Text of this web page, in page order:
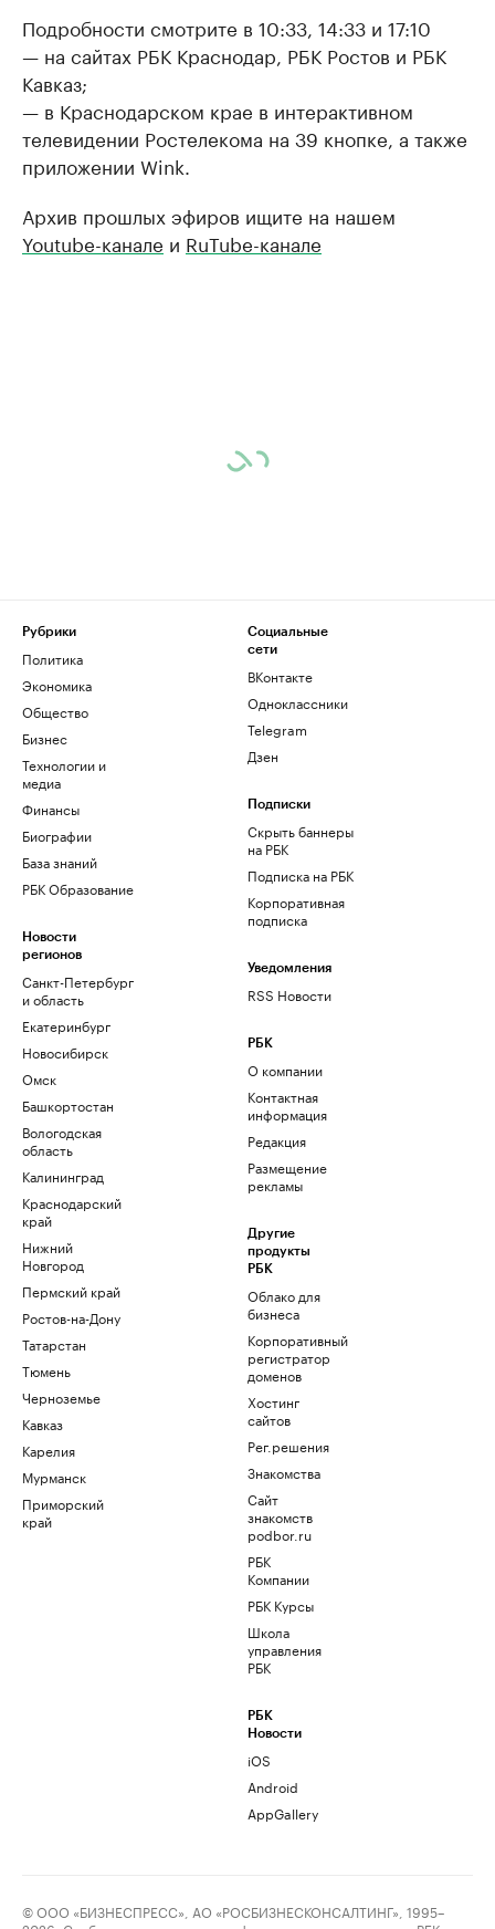
Подробности смотрите в 10:33, 14:33 и 17:10
— на сайтах РБК Краснодар, РБК Ростов и РБК
Кавказ;
— в Краснодарском крае в интерактивном
телевидении Ростелекома на 39 кнопке, а также
приложении Wink.
Архив прошлых эфиров ищите на нашем
Youtube-канале и RuTube-канале
Рубрики
Политика
Экономика
Общество
Бизнес
Технологии и
медиа
Финансы
Биографии
База знаний
РБК Образование
Новости
регионов
Санкт-Петербург
и область
Екатеринбург
Новосибирск
Омск
Башкортостан
Вологодская
область
Калининград
Краснодарский
край
Нижний
Новгород
Пермский край
Ростов-на-Дону
Татарстан
Тюмень
Черноземье
Кавказ
Карелия
Мурманск
Приморский
край
Социальные
сети
ВКонтакте
Одноклассники
Telegram
Дзен
Подписки
Скрыть баннеры
на РБК
Подписка на РБК
Корпоративная
подписка
Уведомления
RSS Новости
РБК
О компании
Контактная
информация
Редакция
Размещение
рекламы
Другие
продукты
РБК
Облако для
бизнеса
Корпоративный
регистратор
доменов
Хостинг
сайтов
Рег.решения
Знакомства
Сайт
знакомств
podbor.ru
РБК
Компании
РБК Курсы
Школа
управления
РБК
РБК
Новости
iOS
Android
AppGallery
© ООО «БИЗНЕСПРЕСС», АО «РОСБИЗНЕСКОНСАЛТИНГ», 1995–